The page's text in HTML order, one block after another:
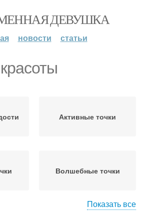
ДЕВУШКА
новости статьи
Активные точки
Волшебные точки
Показать все